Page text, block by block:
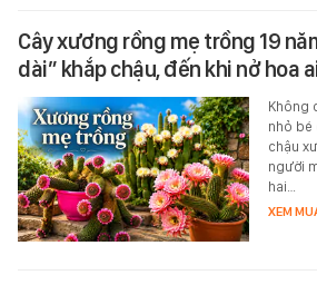
Cây xương rồng mẹ trồng 19
dài” khắp chậu, đến khi nở hoa
Không
nhỏ bé
chậu
người
hai…
XEM